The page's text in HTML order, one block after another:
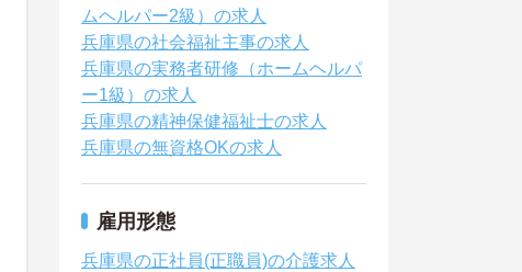
ムヘルパー2級）の求人
兵庫県の社会福祉主事の求人
兵庫県の実務者研修（ホームヘルパ
ー1級）の求人
兵庫県の精神保健福祉士の求人
兵庫県の無資格OKの求人
雇用形態
兵庫県の正社員(正職員)の介護求人